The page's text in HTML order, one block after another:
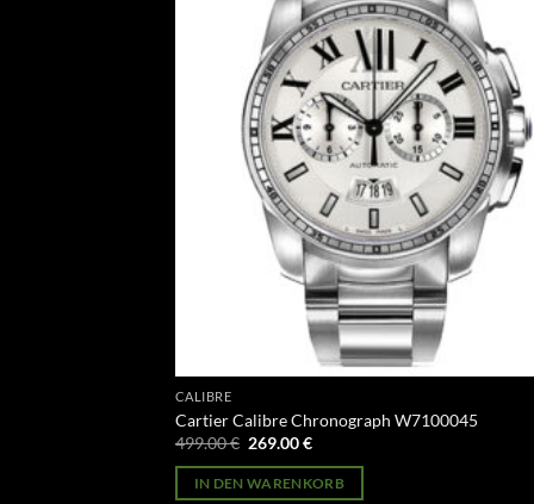
CALIBRE
Cartier Calibre Chronograph W7100045
499.00€ Ursprünglicher
war:
499.00 €
269.00€Aktueller
ist:
269.00 €.
IN DEN WARENKORB